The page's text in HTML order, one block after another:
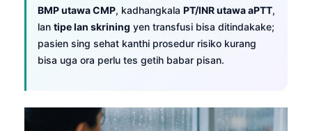
BMP utawa CMP, kadhangkala PT/INR utawa aPTT,
lan tipe lan skrining yen transfusi bisa ditindakake;
pasien sing sehat kanthi prosedur risiko kurang
bisa uga ora perlu tes getih babar pisan.